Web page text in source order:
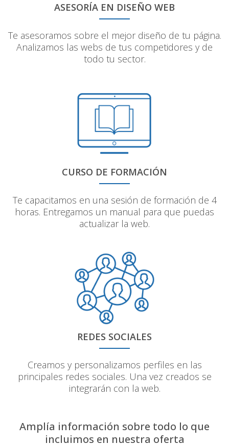
ASESORÍA EN DISEÑO WEB
Te asesoramos sobre el mejor diseño de tu página.
Analizamos las webs de tus competidores y de
todo tu sector.
CURSO DE FORMACIÓN
Te capacitamos en una sesión de formación de 4
horas. Entregamos un manual para que puedas
actualizar la web.
REDES SOCIALES
Creamos y personalizamos perfiles en las
principales redes sociales. Una vez creados se
integrarán con la web.
Amplía información sobre todo lo que
incluimos en nuestra oferta